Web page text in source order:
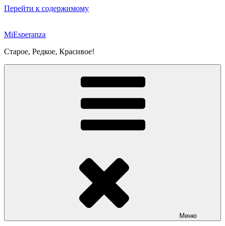
Перейти к содержимому
MiEsperanza
Старое, Редкое, Красивое!
Меню